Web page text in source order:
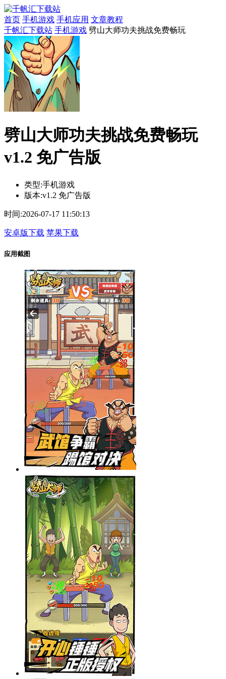
首页 手机游戏 手机应用 文章教程
千帆汇下载站 手机游戏 劈山大师功夫挑战免费畅玩
劈山大师功夫挑战免费畅玩
v1.2 免广告版
类型:手机游戏
版本:v1.2 免广告版
时间:2026-07-17 11:50:13
安卓版下载 苹果下载
应用截图